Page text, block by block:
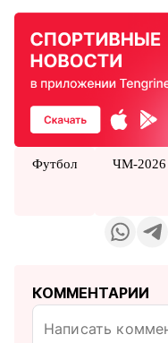
Футбол ЧМ-2026
КОММЕНТАРИИ